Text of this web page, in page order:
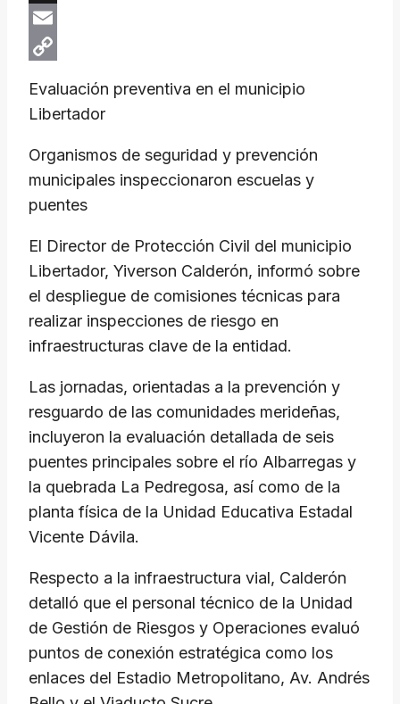
X
Email
Link
Evaluación preventiva en el municipio
Libertador
Organismos de seguridad y prevención
municipales inspeccionaron escuelas y
puentes
El Director de Protección Civil del municipio
Libertador, Yiverson Calderón, informó sobre
el despliegue de comisiones técnicas para
realizar inspecciones de riesgo en
infraestructuras clave de la entidad.
Las jornadas, orientadas a la prevención y
resguardo de las comunidades merideñas,
incluyeron la evaluación detallada de seis
puentes principales sobre el río Albarregas y
la quebrada La Pedregosa, así como de la
planta física de la Unidad Educativa Estadal
Vicente Dávila.
Respecto a la infraestructura vial, Calderón
detalló que el personal técnico de la Unidad
de Gestión de Riesgos y Operaciones evaluó
puntos de conexión estratégica como los
enlaces del Estadio Metropolitano, Av. Andrés